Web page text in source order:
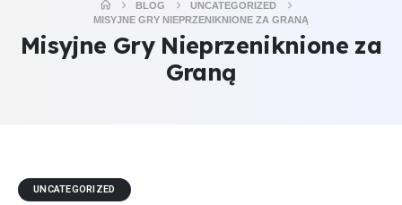
BLOG
UNCATEGORIZED
MISYJNE GRY NIEPRZENIKNIONE ZA GRANĄ
Misyjne Gry Nieprzeniknione za
Graną
UNCATEGORIZED